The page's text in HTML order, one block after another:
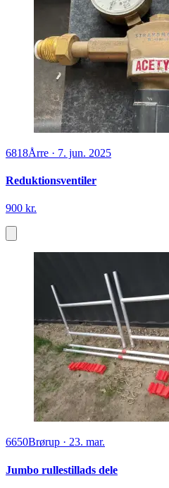
6818Årre · 7. jun. 2025
Reduktionsventiler
900 kr.
6650Brørup · 23. mar.
Jumbo rullestillads dele